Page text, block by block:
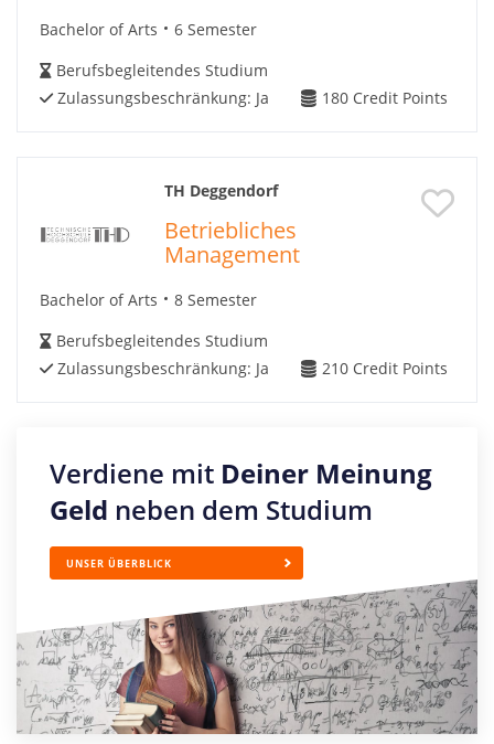
Bachelor of Arts
6 Semester
Berufsbegleitendes Studium
Zulassungsbeschränkung: Ja 180 Credit Points
TH Deggendorf
Betriebliches
Management
Bachelor of Arts
8 Semester
Berufsbegleitendes Studium
Zulassungsbeschränkung: Ja 210 Credit Points
Verdiene mit Deiner Meinung
Geld neben dem Studium
UNSER ÜBERBLICK